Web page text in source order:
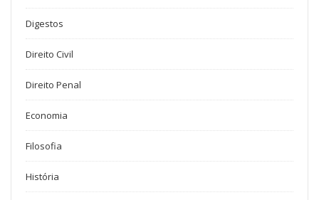
Digestos
Direito Civil
Direito Penal
Economia
Filosofia
História